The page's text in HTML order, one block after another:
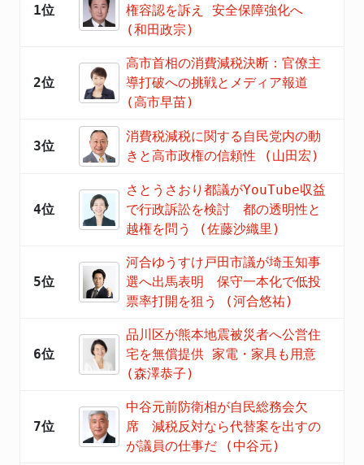
1位
権容認を訴え 安全保障強化へ
(和田政宗)
2位
高市首相の消費減税決断：官僚主
導打破への挑戦とメディア報道
(高市早苗)
3位
消費税減税に関する自民党内の動
きと高市政権の信頼性 (山田宏)
4位
さとうさおり都議がYouTube収益
で行政訴訟を検討 都の透明性と
越権を問う (佐藤沙織里)
5位
河合ゆうすけ戸田市議が埼玉知事
選へ出馬表明 保守一本化で低投
票率打開を狙う (河合悠祐)
6位
品川区が熊本地震被災者へ公営住
宅を無償提供 家電・家具も用意
(森澤恭子)
7位
中谷元前防衛相が自民総務会欠
席 減税反対なら代替案を出すの
が議員の仕事だ (中谷元)